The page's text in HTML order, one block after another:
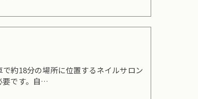
で約18分の場所に位置するネイルサロン
要です。自…